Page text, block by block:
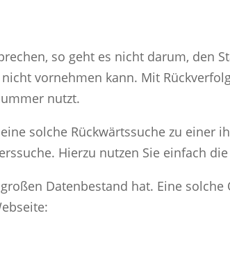
so geht es nicht darum, den
vornehmen kann. Mit
nutzt.
solche Rückwärtssuche zu einer
Hierzu nutzen Sie einfach
Datenbestand hat. Eine